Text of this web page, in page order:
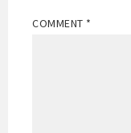
COMMENT *